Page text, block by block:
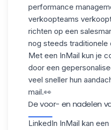
performance
verkoopteams
richten op een
nog steeds traditionele
Met een InMail kun je
door een
veel sneller hun
mail.👀
De voor- en nadelen
LinkedIn InMail kan